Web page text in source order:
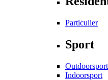
Particulier
Sport
Outdoorsport
Indoorsport